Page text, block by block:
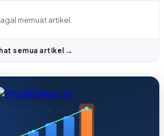
memuat artikel.
semua artikel →